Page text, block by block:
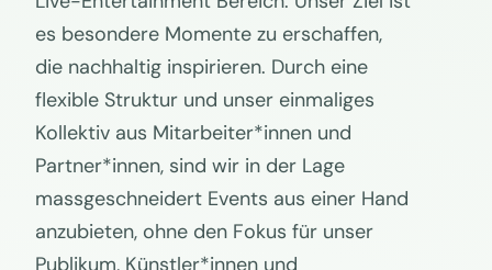
es besondere Momente zu erschaffen,
die nachhaltig inspirieren. Durch eine
flexible Struktur und unser einmaliges
Kollektiv aus Mitarbeiter*innen und
Partner*innen, sind wir in der Lage
massgeschneidert Events aus einer Hand
anzubieten, ohne den Fokus für unser
Publikum, Künstler*innen und